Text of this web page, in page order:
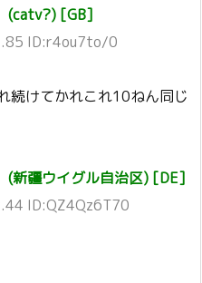
(catv?) [GB]
ID:r4ou7to/0
続けてかれこれ10ねん同じ
(新疆ウイグル自治区) [DE]
ID:QZ4Qz6T70